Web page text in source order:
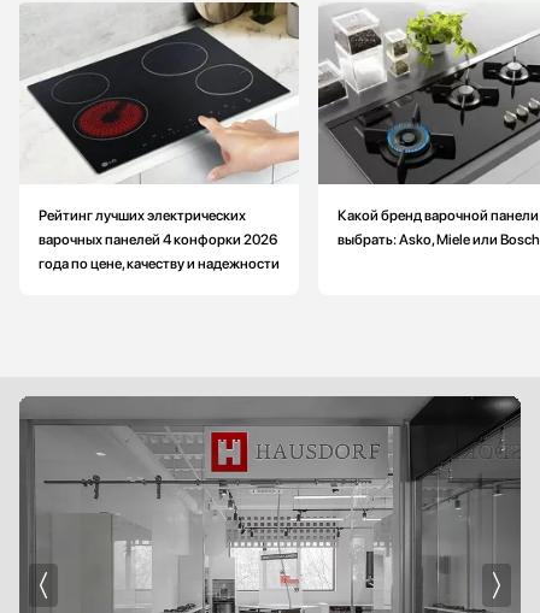
Рейтинг лучших электрических
варочных панелей 4 конфорки 2026
года по цене, качеству и надежности
Какой бренд варочной панели
выбрать: Asko, Miele или Bosch